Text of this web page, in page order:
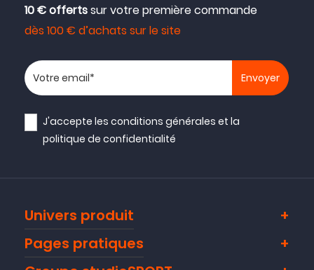
10 € offertssur votre première commande
dès 100 € d’achats sur le site
Votre adresse email
J'accepte lesconditions générales et la
politique de confidentialité
Univers produit
Pages pratiques